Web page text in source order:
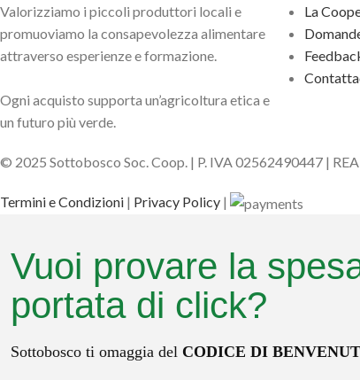
Valorizziamo i piccoli produttori locali e
promuoviamo la consapevolezza alimentare
attraverso esperienze e formazione.
Ogni acquisto supporta un’agricoltura etica e
un futuro più verde.
La
© 2025 Sottobosco Soc. Coop. | P. IVA 02562490447 |
Termini e Condizioni | Privacy Policy |
Vuoi provare la
portata di click?
Sottobosco ti omaggia del CODICE DI